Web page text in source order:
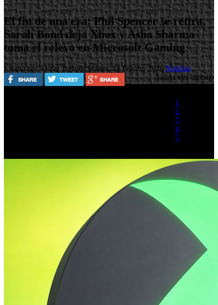
El fin de una era: Phil Spencer se retira,
Sarah Bond deja Xbox y Asha Sharma
toma el relevo en Microsoft Gaming
Escrito por Oscar TorrobaMartes, 24 Febrero 2026Noticias
Valora este artículo
1
2
3
4
5